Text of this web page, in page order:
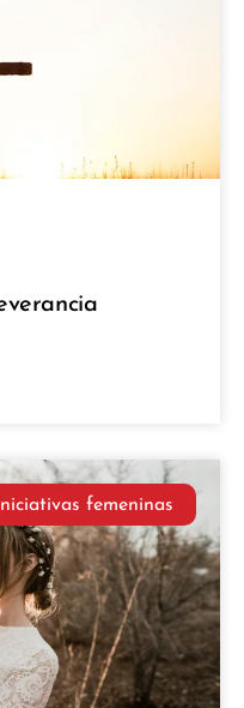
Iniciativas femeninas